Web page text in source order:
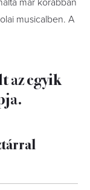
már korábban
musicalben. A
az egyik